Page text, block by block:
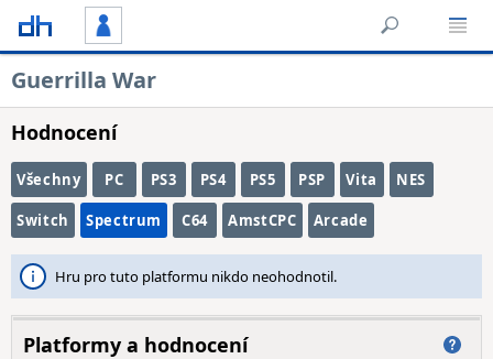
Guerrilla War
Hodnocení
Všechny PC PS3 PS4 PS5 PSP Vita NES
Switch Spectrum C64 AmstCPC Arcade
Hru pro tuto platformu nikdo neohodnotil.
Platformy a hodnocení